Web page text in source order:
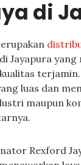
di
di Jayapura yang
luas dan
maupun
Rexford